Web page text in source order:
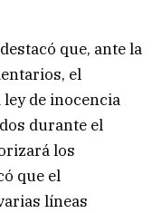
que, ante la
el
de inocencia
durante el
los
que el
líneas